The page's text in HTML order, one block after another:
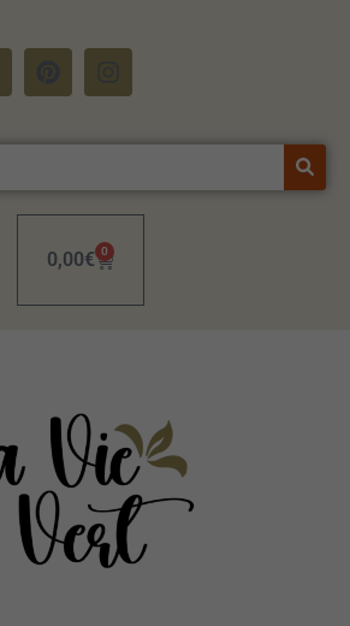
0,00€ 0